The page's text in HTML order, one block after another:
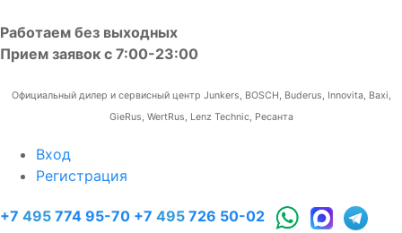
Работаем без выходных
Прием заявок с 7:00-23:00
Официальный дилер и сервисный центр Junkers, BOSCH, Buderus, Innovita, Baxi,
GieRus, WertRus, Lenz Technic, Ресанта
Вход
Регистрация
+7 495 774 95-70 +7 495 726 50-02